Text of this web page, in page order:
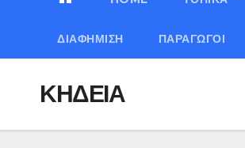
ΔΙΑΦΉΜΙΣΗ ΠΑΡΑΓΩΓΟΊ
ΚΗΔΕΙΑ